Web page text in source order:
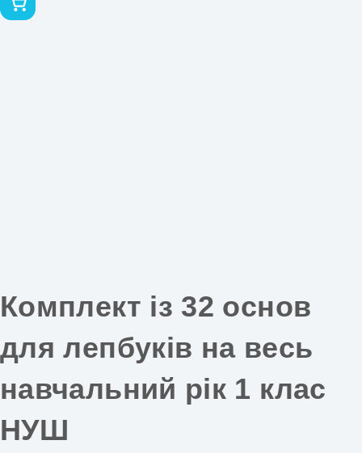
Комплект із 32 основ
для лепбуків на весь
навчальний рік 1 клас
НУШ